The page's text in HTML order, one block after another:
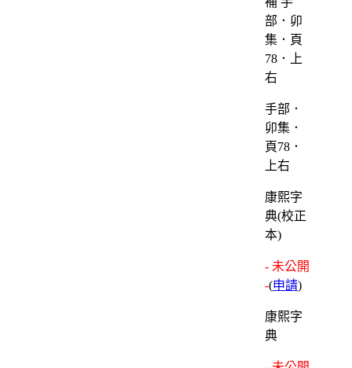
手部．
卯集．
頁78．
上右
康熙字
典(校正
本)
- 未公開
-(申請)
康熙字
典